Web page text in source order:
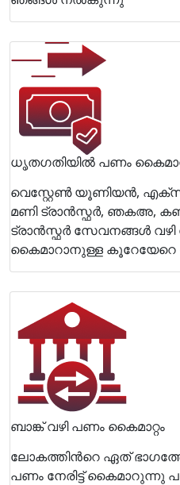
ധൃതഗതിയില്‍ പണം
വെസ്റ്റേണ്‍ യൂണിയന്‍,
മണി ട്രാന്‍സ്ഫര്‍, ഞകഅ,
ട്രാന്‍സ്ഫര്‍ സേവനങ്ങള്‍
കൈമാറാനുള്ള
ബാങ്ക് വഴി പണം കൈമാറ്റം
ലോകത്തിന്‍റെ ഏത്
പണം നേരിട്ട് കൈമാറുന്നു